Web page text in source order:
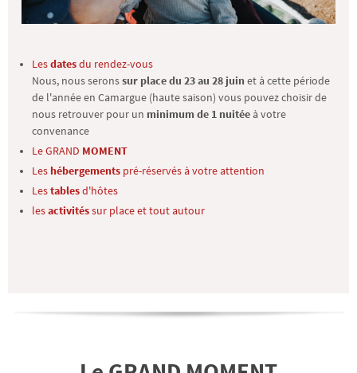
Lesdatesdu rendez-vous
Nous, nous seronssur place du 23 au 28 juinet à cette période
de l'année en Camargue (haute saison) vous pouvez choisir de
nous retrouver pour un minimum de 1 nuitée à votre
convenance
Le GRAND MOMENT
Les hébergements pré-réservés à votre attention
Lestablesd'hôtes
lesactivitéssur place et tout autour